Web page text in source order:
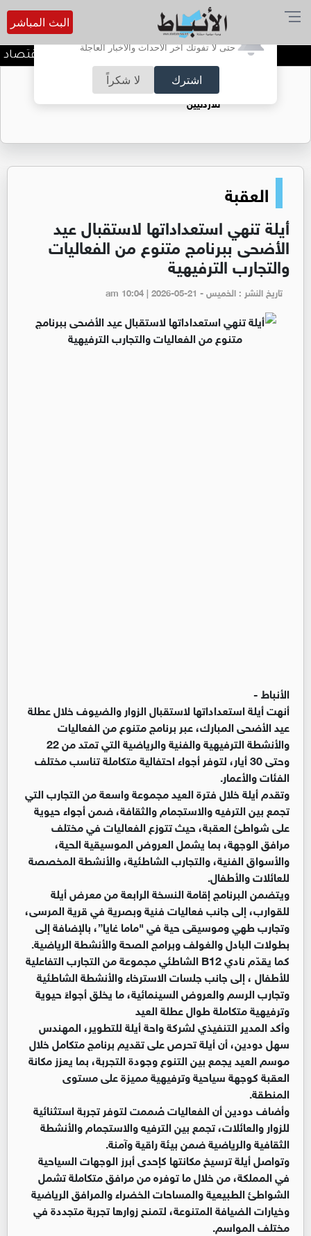
أترغب في تفعيل الإشعارات؟
حتى لا تفوتك آخر الأحداث والأخبار العاجلة
اشترك لا شكراً
البث المباشر
وزير المياه والري ووزير
حقل الريشة حين يتحول الغاز إلى فرص عمل
للأردنيين
العقبة
أيلة تنهي استعداداتها لاستقبال عيد
الأضحى ببرنامج متنوع من الفعاليات
والتجارب الترفيهية
تاريخ النشر : الخميس - am 10:04 | 2026-05-21
الأنباط -
أنهت أيلة استعداداتها لاستقبال الزوار والضيوف خلال عطلة
عيد الأضحى المبارك، عبر برنامج متنوع من الفعاليات
والأنشطة الترفيهية والفنية والرياضية التي تمتد من 22
وحتى 30 أيار، لتوفر أجواء احتفالية متكاملة تناسب مختلف
الفئات والأعمار.
وتقدم أيلة خلال فترة العيد مجموعة واسعة من التجارب التي
تجمع بين الترفيه والاستجمام والثقافة، ضمن أجواء حيوية
على شواطئ العقبة، حيث تتوزع الفعاليات في مختلف
مرافق الوجهة، بما يشمل العروض الموسيقية الحية،
والأسواق الفنية، والتجارب الشاطئية، والأنشطة المخصصة
للعائلات والأطفال.
ويتضمن البرنامج إقامة النسخة الرابعة من معرض أيلة
للقوارب، إلى جانب فعاليات فنية وبصرية في قرية المرسى،
وتجارب طهي وموسيقى حية في "ماما غايا”، بالإضافة إلى
بطولات البادل والغولف وبرامج الصحة والأنشطة الرياضية.
كما يقدّم نادي B12 الشاطئي مجموعة من التجارب التفاعلية
للأطفال ، إلى جانب جلسات الاسترخاء والأنشطة الشاطئية
وتجارب الرسم والعروض السينمائية، ما يخلق أجواءً حيوية
وترفيهية متكاملة طوال عطلة العيد
وأكد المدير التنفيذي لشركة واحة أيلة للتطوير، المهندس
سهل دودين، أن أيلة تحرص على تقديم برنامج متكامل خلال
موسم العيد يجمع بين التنوع وجودة التجربة، بما يعزز مكانة
العقبة كوجهة سياحية وترفيهية مميزة على مستوى
المنطقة.
وأضاف دودين أن الفعاليات صُممت لتوفر تجربة استثنائية
للزوار والعائلات، تجمع بين الترفيه والاستجمام والأنشطة
الثقافية والرياضية ضمن بيئة راقية وآمنة.
وتواصل أيلة ترسيخ مكانتها كإحدى أبرز الوجهات السياحية
في المملكة، من خلال ما توفره من مرافق متكاملة تشمل
الشواطئ الطبيعية والمساحات الخضراء والمرافق الرياضية
وخيارات الضيافة المتنوعة، لتمنح زوارها تجربة متجددة في
مختلف المواسم.